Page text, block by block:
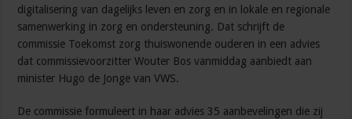
digitalisering van dagelijks leven en zorg en in lokale en regionale
samenwerking in zorg en ondersteuning. Dat schrijft de
commissie Toekomst zorg thuiswonende ouderen in een advies
dat commissievoorzitter Wouter Bos vanmiddag aanbiedt aan
minister Hugo de Jonge van VWS.
De commissie formuleert in haar advies 35 aanbevelingen die zij